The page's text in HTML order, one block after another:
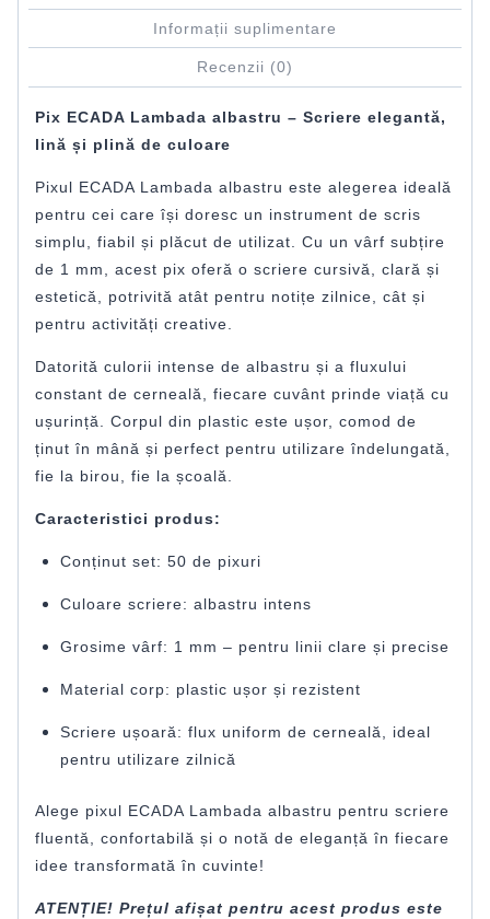
Informații suplimentare
Recenzii (0)
Pix ECADA Lambada albastru – Scriere elegantă,
lină și plină de culoare
Pixul ECADA Lambada albastru este alegerea ideală
pentru cei care își doresc un instrument de scris
simplu, fiabil și plăcut de utilizat. Cu un vârf subțire
de 1 mm, acest pix oferă o scriere cursivă, clară și
estetică, potrivită atât pentru notițe zilnice, cât și
pentru activități creative.
Datorită culorii intense de albastru și a fluxului
constant de cerneală, fiecare cuvânt prinde viață cu
ușurință. Corpul din plastic este ușor, comod de
ținut în mână și perfect pentru utilizare îndelungată,
fie la birou, fie la școală.
Caracteristici produs:
Conținut set: 50 de pixuri
Culoare scriere: albastru intens
Grosime vârf: 1 mm – pentru linii clare și precise
Material corp: plastic ușor și rezistent
Scriere ușoară: flux uniform de cerneală, ideal
pentru utilizare zilnică
Alege pixul ECADA Lambada albastru pentru scriere
fluentă, confortabilă și o notă de eleganță în fiecare
idee transformată în cuvinte!
ATENȚIE! Prețul afișat pentru acest produs este